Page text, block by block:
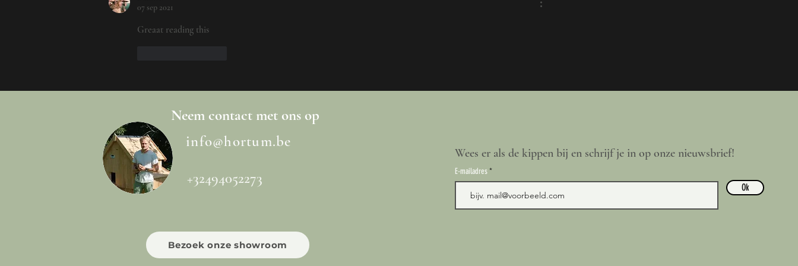
07 sep 2021
Greaat reading this
info@hortum.be
Neem contact met ons op
+32494052273
Bezoek onze showroom
Wees er als de kippen bij en schrijf je in op onze nieuwsbrief!
E-mailadres
Ok